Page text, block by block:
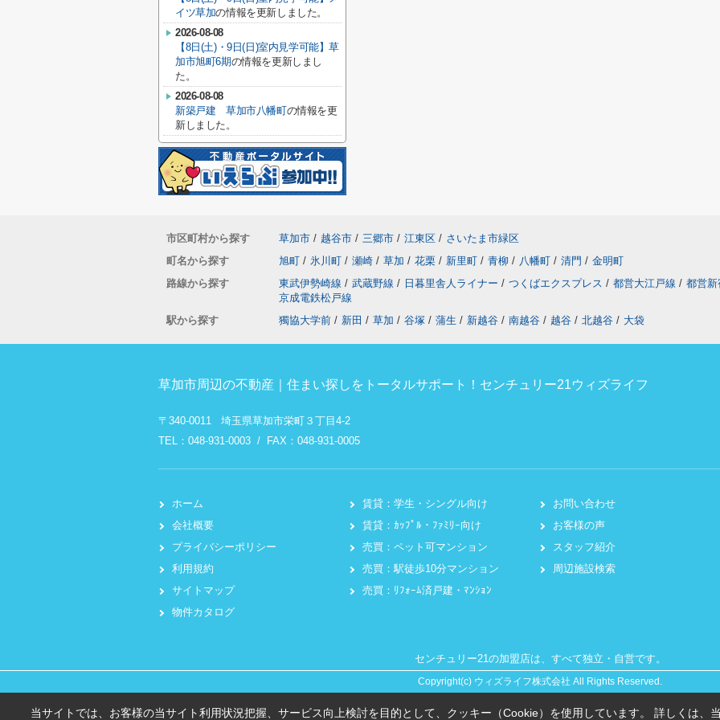
イツ草加の情報を更新しました。
2026-08-08
【8日(土)・9日(日)室内見学可能】草
加市旭町6期の情報を更新しまし
た。
2026-08-08
新築戸建 草加市八幡町の情報を更
新しました。
市区町村から探す 草加市 / 越谷市 / 三郷市 / 江東区 / さいたま市緑区
町名から探す
旭町 / 氷川町 / 瀬崎 / 草加 / 花栗 / 新里町 / 青柳 / 八幡町 / 清門 / 金明町
路線から探す
東武伊勢崎線 / 武蔵野線 / 日暮里舎人ライナー / つくばエクスプレス / 都営大江戸線 / 都営新
京成電鉄松戸線
駅から探す
獨協大学前 / 新田 / 草加 / 谷塚 / 蒲生 / 新越谷 / 南越谷 / 越谷 / 北越谷 / 大袋
草加市周辺の不動産｜住まい探しをトータルサポート！センチュリー21ウィズライフ
〒340-0011 埼玉県草加市栄町３丁目4-2
TEL：048-931-0003 / FAX：048-931-0005
ホーム
会社概要
プライバシーポリシー
利用規約
サイトマップ
物件カタログ
賃貸：学生・シングル向け
賃貸：ｶｯﾌﾟﾙ・ﾌｧﾐﾘｰ向け
売買：ペット可マンション
売買：駅徒歩10分マンション
売買：ﾘﾌｫｰﾑ済戸建・ﾏﾝｼｮﾝ
お問い合わせ
お客様の声
スタッフ紹介
周辺施設検索
センチュリー21の加盟店は、すべて独立・自営です。
Copyright(c) ウィズライフ株式会社 All Rights Reserved.
当サイトでは、お客様の当サイト利用状況把握、サービス向上検討を目的として、クッキー（Cookie）を使用しています。 詳しくは、